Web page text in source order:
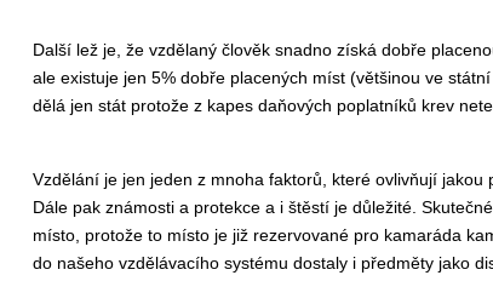
Další lež je, že vzdělaný člověk snadno získá dobře
ale existuje jen 5% dobře placených míst (většinou ve
dělá jen stát protože z kapes daňových poplatníků krev
Vzdělání je jen jeden z mnoha faktorů, které ovlivňují
Dále pak známosti a protekce a i štěstí je důležité.
místo, protože to místo je již rezervované pro kamaráda
do našeho vzdělávacího systému dostaly i předměty jako